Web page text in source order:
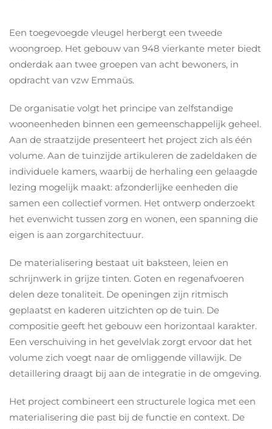
Een toegevoegde vleugel herbergt een tweede
woongroep. Het gebouw van 948 vierkante meter biedt
onderdak aan twee groepen van acht bewoners, in
opdracht van vzw Emmaüs.
De organisatie volgt het principe van zelfstandige
wooneenheden binnen een gemeenschappelijk geheel.
Aan de straatzijde presenteert het project zich als één
volume. Aan de tuinzijde artikuleren de zadeldaken de
individuele kamers, waarbij de herhaling een gelaagde
lezing mogelijk maakt: afzonderlijke eenheden die
samen een collectief vormen. Het ontwerp onderzoekt
het evenwicht tussen zorg en wonen, een spanning die
eigen is aan zorgarchitectuur.
De materialisering bestaat uit baksteen, leien en
schrijnwerk in grijze tinten. Goten en regenafvoeren
delen deze tonaliteit. De openingen zijn ritmisch
geplaatst en kaderen uitzichten op de tuin. De
compositie geeft het gebouw een horizontaal karakter.
Een verschuiving in het gevelvlak zorgt ervoor dat het
volume zich voegt naar de omliggende villawijk. De
detaillering draagt bij aan de integratie in de omgeving.
Het project combineert een structurele logica met een
materialisering die past bij de functie en context. De